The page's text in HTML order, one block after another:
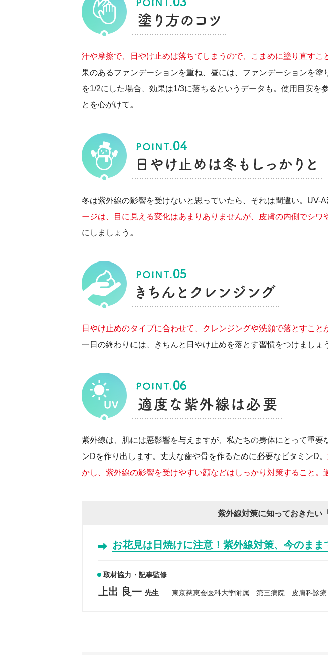
汗や摩擦で、日やけ止めは落ちてしまうので、こまめに塗り直すこ
果のあるファンデーションを重ね、昼には、ファンデーションを塗
を1/2にした場合、効果は1/3に落ちるというデータも。使用目安
とを心がけて。
冬は紫外線の影響を受けないと思っていたら、それは間違い。UV-
ージは、目に見える変化はあまりありませんが、皮膚の内側でシワ
にしましょう。
日やけ止めのタイプに合わせて、クレンジングや洗顔で落とすこと
一日の終わりには、きちんと日やけ止めを落とす習慣をつけましょ
紫外線は、肌には悪影響を与えますが、私たちの身体にとって重
ンDを作り出します。丈夫な歯や骨を作るために必要なビタミンD。
かし、紫外線の影響を受けやすい顔などはしっかり対策すること
紫外線対策に知っておきたい
お花見は日焼けに注意！紫外線対策、今のまま
取材協力・記事監修
上出 良一 先生 東京慈恵会医科大学附属 第三病院 皮膚科診